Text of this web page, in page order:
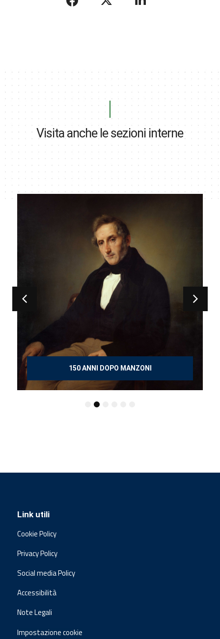
Visita anche le sezioni interne
150 ANNI DOPO MANZONI
Link utili
Cookie Policy
Privacy Policy
Social media Policy
Accessibilità
Note Legali
Impostazione cookie